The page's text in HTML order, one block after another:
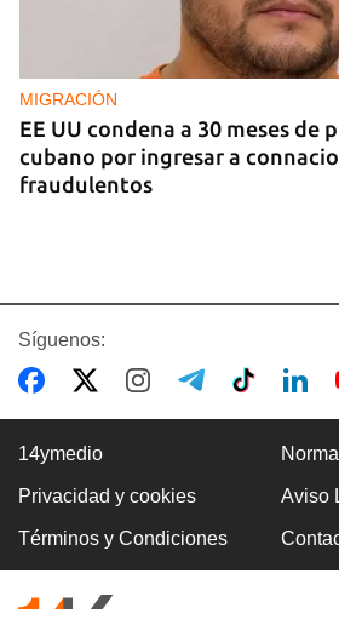
MIGRACIÓN
EE UU condena a 30 meses de
cubano por ingresar a
fraudulentos
FOTO DEL DÍA
Lluvia para beber, agua
día
Síguenos:
14ymedio
Privacidad y cookies Aviso
Términos y Condiciones